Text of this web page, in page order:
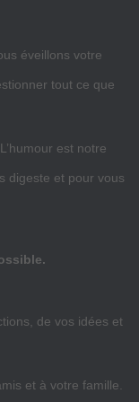
éveillons votre
tout ce que
L’humour est notre
digeste et pour vous
de vos idées et
et à votre famille.